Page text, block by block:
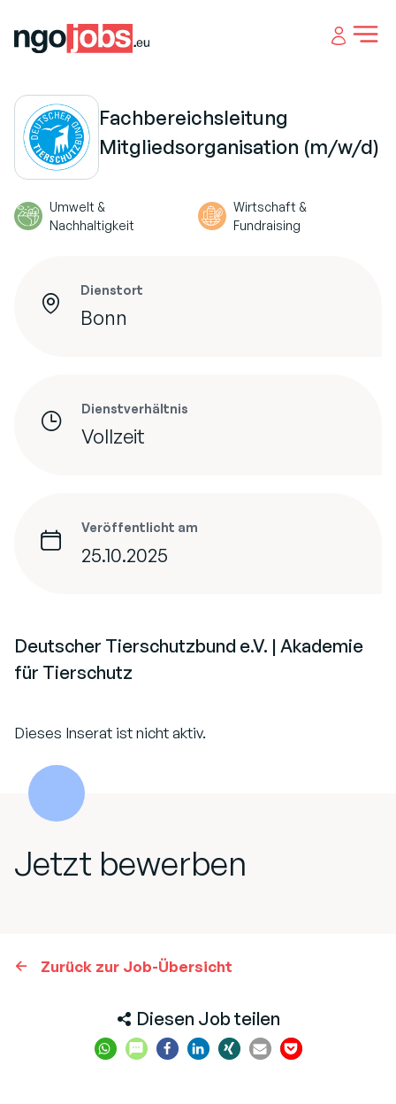
Open
Fachbereichsleitung
Mitgliedsorganisation (m/w/d)
Umwelt &
Nachhaltigkeit
Wirtschaft &
Fundraising
Dienstort
Bonn
Dienstverhältnis
Vollzeit
Veröffentlicht am
25.10.2025
Deutscher Tierschutzbund e.V. | Akademie
für Tierschutz
Dieses Inserat ist nicht aktiv.
Jetzt bewerben
Zurück zur Job-Übersicht
Diesen Job teilen